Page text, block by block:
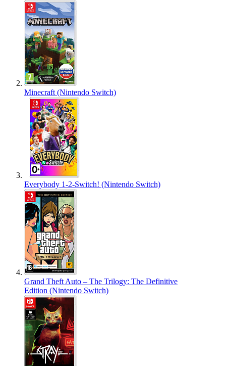
Minecraft (Nintendo Switch)
Everybody 1-2-Switch! (Nintendo Switch)
Grand Theft Auto – The Trilogy: The Definitive
Edition (Nintendo Switch)